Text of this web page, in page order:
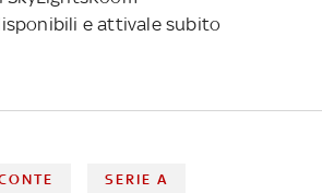
e attivale subito
SERIE A